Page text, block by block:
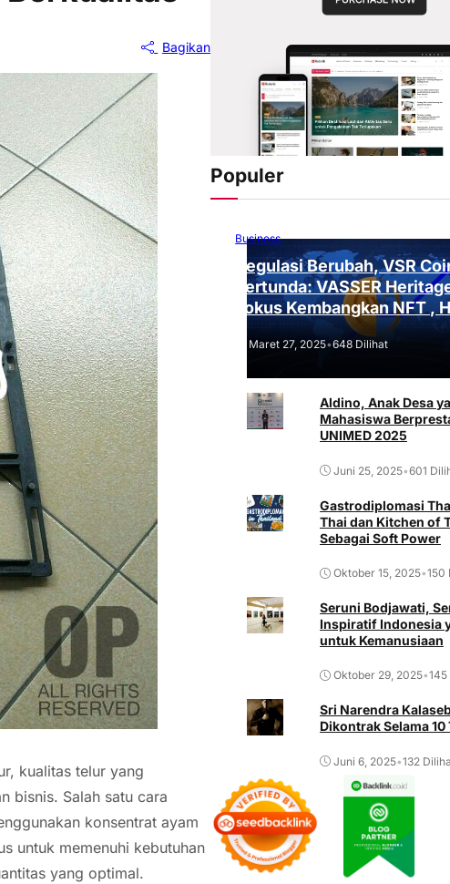
Bagikan
kualitas telur yang
bisnis. Salah satu cara
konsentrat ayam
untuk memenuhi kebutuhan
yang optimal.
Populer
Business
Regulasi Berubah, VSR
Tertunda: VASSER
Fokus Kembangkan NFT ,
Tantangan Regulasi!
Maret 27, 2025•648 Dilihat
Aldino, Anak Desa
Mahasiswa
UNIMED 2025
Juni 25, 2025•601
Gastrodiplomasi
Thai dan Kitchen of
Sebagai Soft Power
Oktober 15, 2025•150
Seruni Bodjawati,
Inspiratif Indonesia
untuk Kemanusiaan
Oktober 29, 2025•
Sri Narendra
Dikontrak Selama 10
Juni 6, 2025•132